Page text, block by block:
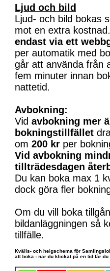
Ljud och bild
Ljud- och bild bokas
mot en extra
endast via ett
per automatik med
går att använda från
fem minuter innan
nattetid.
Avbokning:
Vid avbokning mer
bokningstillfället
om 200 kr per
Vid avbokning
tillträdesdagen
Du kan boka max 1
dock göra fler
Om du vill boka
bildanläggningen så
tillfälle.
Kvälls- och helgschema för
att boka - när du klickat på en tid får